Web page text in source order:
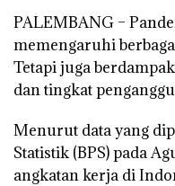
PALEMBANG –
memengaruhi
Tetapi juga
dan tingkat
Menurut data yang
Statistik (BPS) pada
angkatan kerja di